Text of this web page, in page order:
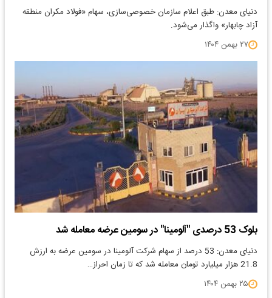
​دنیای معدن: طبق اعلام سازمان خصوصی‌سازی، سهام «فولاد مکران منطقه
آزاد چابهار» واگذار می‌شود.
۲۷ بهمن ۱۴۰۴
بلوک 53 درصدی "آلومینا" در سومین عرضه معامله شد
دنیای معدن: 53 درصد از سهام شرکت آلومینا در سومین عرضه به ارزش
21.8 هزار میلیارد تومان معامله شد که تا زمان احراز…
۲۵ بهمن ۱۴۰۴